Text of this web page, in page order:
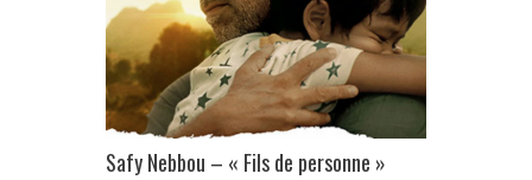
Safy Nebbou – « Fils de personne »